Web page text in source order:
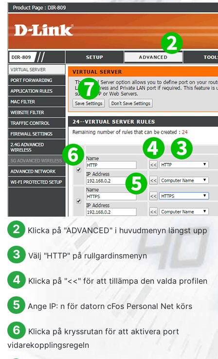
2 Klicka på "ADVANCED" i huvudmenyn längst upp
3 Välj "HTTP" på rullgardinsmenyn
4 Klicka på "<<" för att tillämpa den valda profilen
5 Ange IP: n för datorn cFos Personal Net körs
6
Klicka på kryssrutan för att aktivera port
vidarekopplingsregeln